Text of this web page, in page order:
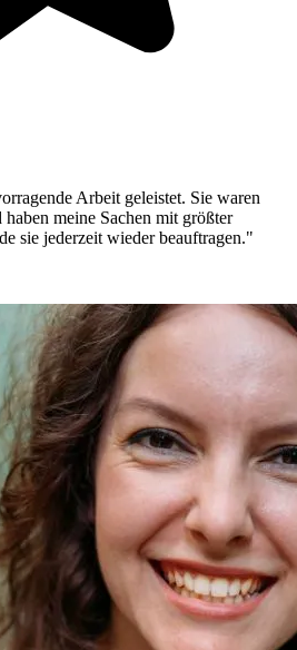
Arbeit geleistet. Sie waren
meine Sachen mit größter
sie jederzeit wieder beauftragen."